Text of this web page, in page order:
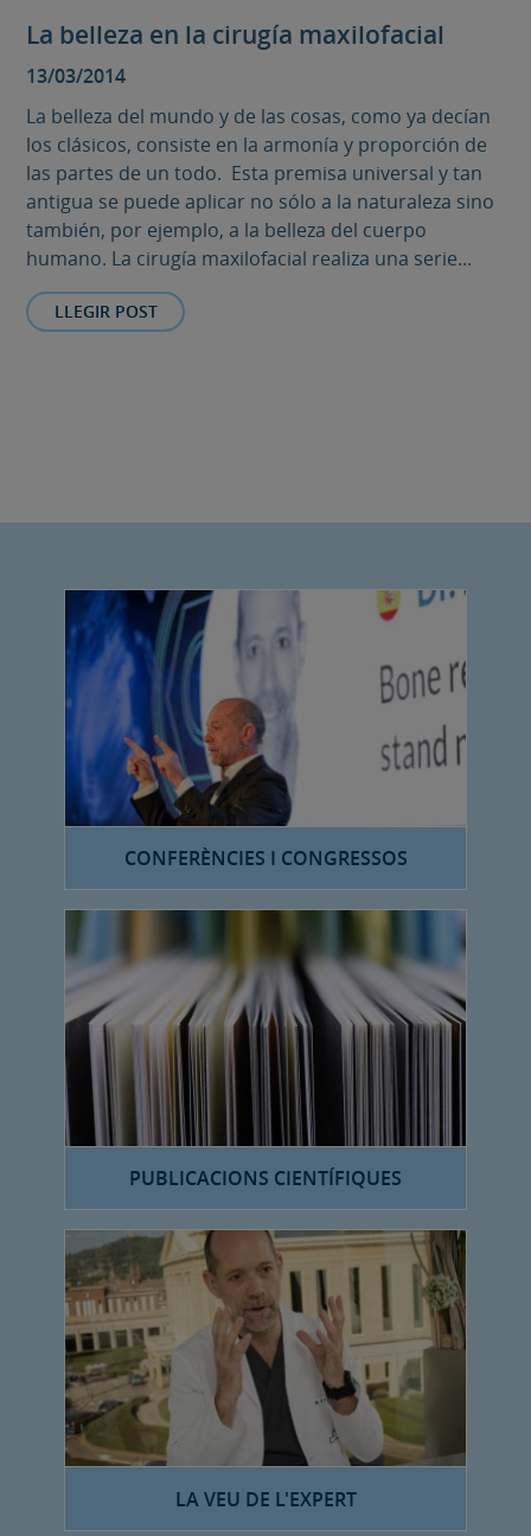
La belleza en la cirugía maxilofacial
13/03/2014
La belleza del mundo y de las cosas, como ya decían
los clásicos, consiste en la armonía y proporción de
las partes de un todo. Esta premisa universal y tan
antigua se puede aplicar no sólo a la naturaleza sino
también, por ejemplo, a la belleza del cuerpo
humano. La cirugía maxilofacial realiza una serie...
LLEGIR POST
CONFERÈNCIES I CONGRESSOS
PUBLICACIONS CIENTÍFIQUES
LA VEU DE L'EXPERT